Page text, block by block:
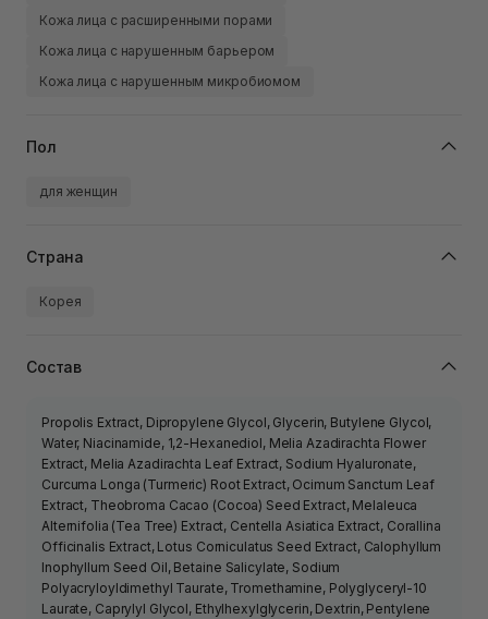
Кожа лица с расширенными порами
Кожа лица с нарушенным барьером
Кожа лица с нарушенным микробиомом
Пол
для женщин
Страна
Корея
Состав
Propolis Extract, Dipropylene Glycol, Glycerin, Butylene Glycol,
Water, Niacinamide, 1,2-Hexanediol, Melia Azadirachta Flower
Extract, Melia Azadirachta Leaf Extract, Sodium Hyaluronate,
Curcuma Longa (Turmeric) Root Extract, Ocimum Sanctum Leaf
Extract, Theobroma Cacao (Cocoa) Seed Extract, Melaleuca
Alternifolia (Tea Tree) Extract, Centella Asiatica Extract, Corallina
Officinalis Extract, Lotus Corniculatus Seed Extract, Calophyllum
Inophyllum Seed Oil, Betaine Salicylate, Sodium
Polyacryloyldimethyl Taurate, Tromethamine, Polyglyceryl-10
Laurate, Caprylyl Glycol, Ethylhexylglycerin, Dextrin, Pentylene